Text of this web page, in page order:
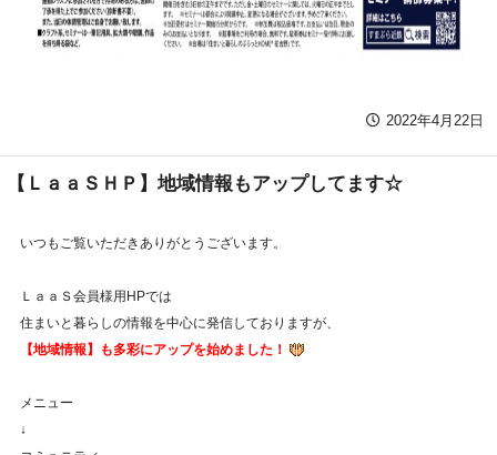
2022年4月22日
【ＬａａＳＨＰ】地域情報もアップしてます☆
いつもご覧いただきありがとうございます。
ＬａａＳ会員様用HPでは
住まいと暮らしの情報を中心に発信しておりますが、
【地域情報】も多彩にアップを始めました！
メニュー
↓